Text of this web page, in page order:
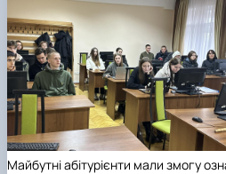
Майбутні абітурієнти мали змогу